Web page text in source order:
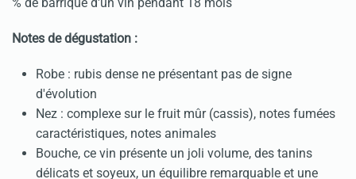
Notes de dégustation :
Robe : rubis dense ne présentant pas de signe
d'évolution
Nez : complexe sur le fruit mûr (cassis), notes fumées
caractéristiques, notes animales
Bouche, ce vin présente un joli volume, des tanins
délicats et soyeux, un équilibre remarquable et une